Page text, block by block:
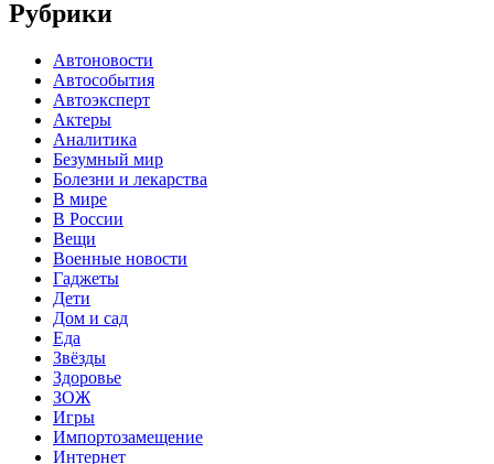
Рубрики
Автоновости
Автособытия
Автоэксперт
Актеры
Аналитика
Безумный мир
Болезни и лекарства
В мире
В России
Вещи
Военные новости
Гаджеты
Дети
Дом и сад
Еда
Звёзды
Здоровье
ЗОЖ
Игры
Импортозамещение
Интернет